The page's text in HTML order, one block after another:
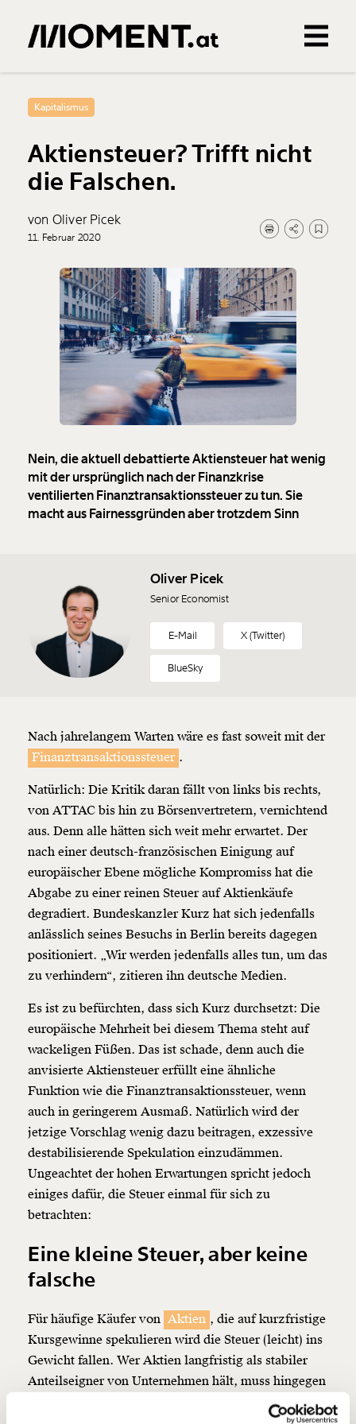
Veränderung
beginnt mit Dir!
Werde
funktioniert. Unsere Recherchen sind für alle frei im
Netz. Unabhängig und werbefrei. Und das wird auch
so bleiben. Kämpf’ mit uns für den Fortschritt und
Du überweist lieber direkt?
Hier unsere IBAN: AT34 4300 0498 0007 6017
Kontoinhaber: Momentum Institut - Verein für
sozialen Fortschritt
0Treffer
Kapitalismus
Aktiensteuer? Trifft nicht
die Falschen.
von Oliver Picek
11. Februar 2020
Nein, die aktuell debattierte Aktiensteuer hat wenig
mit der ursprünglich nach der Finanzkrise
ventilierten Finanztransaktionssteuer zu tun. Sie
macht aus Fairnessgründen aber trotzdem Sinn
Oliver Picek
Senior Economist
E-Mail X (Twitter)
BlueSky
Nach jahrelangem Warten wäre es fast soweit mit der
Finanztransaktionssteuer .
Natürlich: Die Kritik daran fällt von links bis rechts,
von ATTAC bis hin zu Börsenvertretern, vernichtend
aus. Denn alle hätten sich weit mehr erwartet. Der
nach einer deutsch-französischen Einigung auf
europäischer Ebene mögliche Kompromiss hat die
Abgabe zu einer reinen Steuer auf Aktienkäufe
degradiert. Bundeskanzler Kurz hat sich jedenfalls
anlässlich seines Besuchs in Berlin bereits dagegen
positioniert. „Wir werden jedenfalls alles tun, um das
zu verhindern“, zitieren ihn deutsche Medien.
Es ist zu befürchten, dass sich Kurz durchsetzt: Die
europäische Mehrheit bei diesem Thema steht auf
wackeligen Füßen. Das ist schade, denn auch die
anvisierte Aktiensteuer erfüllt eine ähnliche
Funktion wie die Finanztransaktionssteuer, wenn
auch in geringerem Ausmaß. Natürlich wird der
jetzige Vorschlag wenig dazu beitragen, exzessive
destabilisierende Spekulation einzudämmen.
Ungeachtet der hohen Erwartungen spricht jedoch
einiges dafür, die Steuer einmal für sich zu
betrachten:
Eine kleine Steuer, aber keine
falsche
Für häufige Käufer von Aktien , die auf kurzfristige
Kursgewinne spekulieren wird die Steuer (leicht) ins
Gewicht fallen. WerAktien langfristig als stabiler
Anteilseigner von Unternehmen hält, muss hingegen
nur einmalig einen verschwindend geringen Betrag